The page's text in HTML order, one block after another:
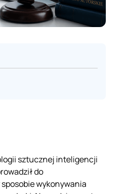
sztucznej inteligencji
do
wykonywania